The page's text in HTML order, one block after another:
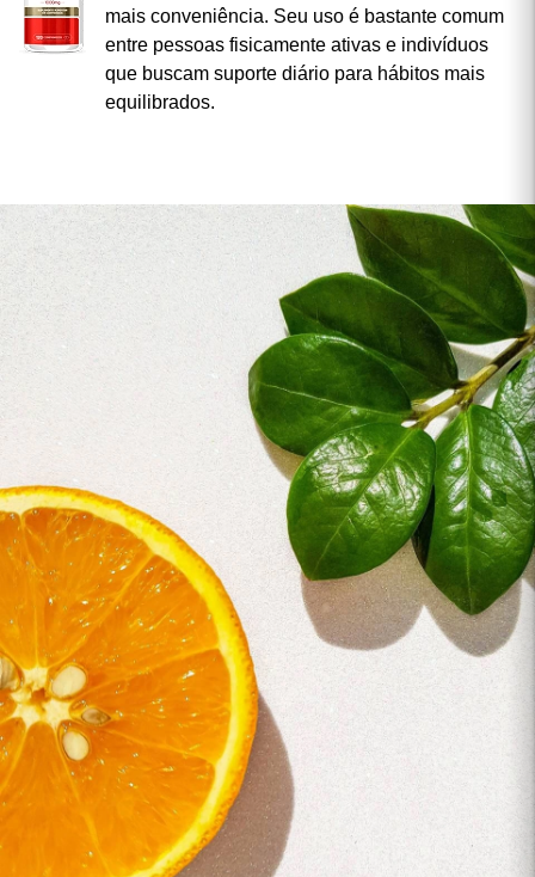
mais conveniência. Seu uso é bastante comum
entre pessoas fisicamente ativas e indivíduos
que buscam suporte diário para hábitos mais
equilibrados.